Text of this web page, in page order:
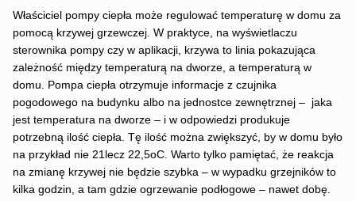
Właściciel pompy ciepła może regulować temperaturę w domu za
pomocą krzywej grzewczej. W praktyce, na wyświetlaczu
sterownika pompy czy w aplikacji, krzywa to linia pokazująca
zależność między temperaturą na dworze, a temperaturą w
domu. Pompa ciepła otrzymuje informacje z czujnika
pogodowego na budynku albo na jednostce zewnętrznej – jaka
jest temperatura na dworze – i w odpowiedzi produkuje
potrzebną ilość ciepła. Tę ilość można zwiększyć, by w domu było
na przykład nie 21lecz 22,5oC. Warto tylko pamiętać, że reakcja
na zmianę krzywej nie będzie szybka – w wypadku grzejników to
kilka godzin, a tam gdzie ogrzewanie podłogowe – nawet dobę.